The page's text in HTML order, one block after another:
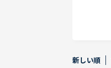
新しい順